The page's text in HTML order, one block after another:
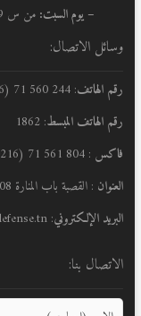
– يوم السبت: من س 09 و 00 دق إلى س 12 و 00 دق.
وسائل الاتصال:
رقم الهاتف: 244 560 71 (00216)
رقم الهاتف المبسط: 1862
فاكس : 804 561 71 (00216)
العنوان : القصبة باب المنارة 1008
البريد الإلكتروني: defcab@defense.tn
الاتصال بنا: